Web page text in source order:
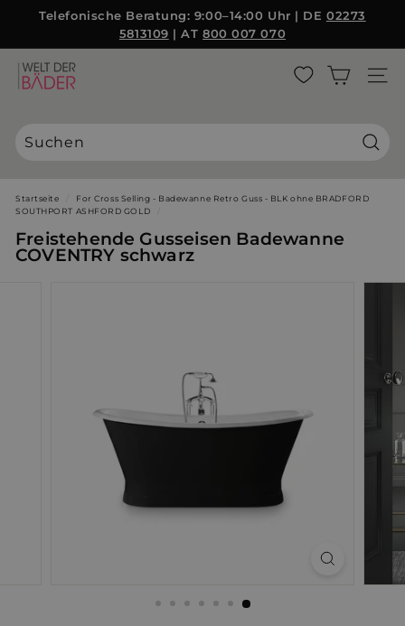
Pause
Diashow
Telefonische Beratung: 9:00–14:00 Uhr | DE 02273
5813109 | AT800 007 070
W
e
d
r
B
ä
d
Startseite
For Cross Selling - Badewanne Retro Guss - BLK ohne BRADFORD
SOUTHPORT ASHFORD GOLD
Freistehende Gusseisen Badewanne
COVENTRY schwarz
{{currency}}{{discount}} discount granted